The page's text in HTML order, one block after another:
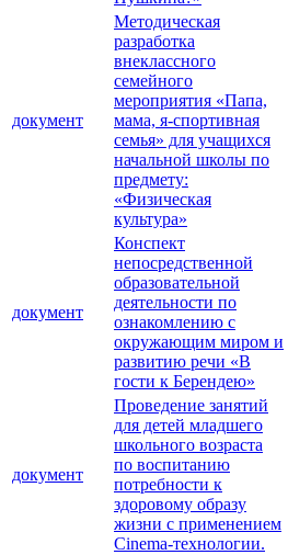
документ
Методическая
разработка
внеклассного
семейного
мероприятия «Папа,
мама, я-спортивная
семья» для учащихся
начальной школы по
предмету:
«Физическая
культура»
документ
Конспект
непосредственной
образовательной
деятельности по
ознакомлению с
окружающим миром и
развитию речи «В
гости к Берендею»
документ
Проведение занятий
для детей младшего
школьного возраста
по воспитанию
потребности к
здоровому образу
жизни с применением
Cinema-технологии.